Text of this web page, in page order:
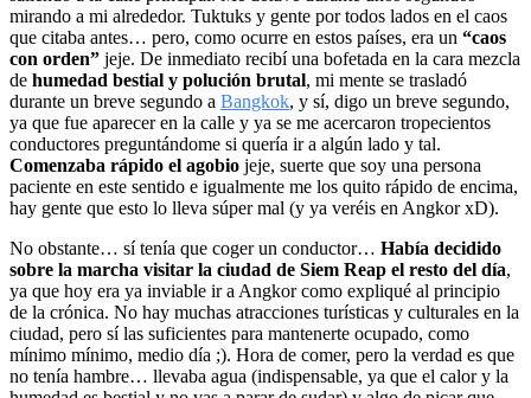
mirando a mi alrededor. Tuktuks y gente por todos lados en el caos
que citaba antes… pero, como ocurre en estos países, era un “caos
con orden” jeje. De inmediato recibí una bofetada en la cara mezcla
de humedad bestial y polución brutal, mi mente se trasladó
durante un breve segundo a Bangkok, y sí, digo un breve segundo,
ya que fue aparecer en la calle y ya se me acercaron tropecientos
conductores preguntándome si quería ir a algún lado y tal.
Comenzaba rápido el agobio jeje, suerte que soy una persona
paciente en este sentido e igualmente me los quito rápido de encima,
hay gente que esto lo lleva súper mal (y ya veréis en Angkor xD).
No obstante… sí tenía que coger un conductor… Había decidido
sobre la marcha visitar la ciudad de Siem Reap el resto del día,
ya que hoy era ya inviable ir a Angkor como expliqué al principio
de la crónica. No hay muchas atracciones turísticas y culturales en la
ciudad, pero sí las suficientes para mantenerte ocupado, como
mínimo mínimo, medio día ;). Hora de comer, pero la verdad es que
no tenía hambre… llevaba agua (indispensable, ya que el calor y la